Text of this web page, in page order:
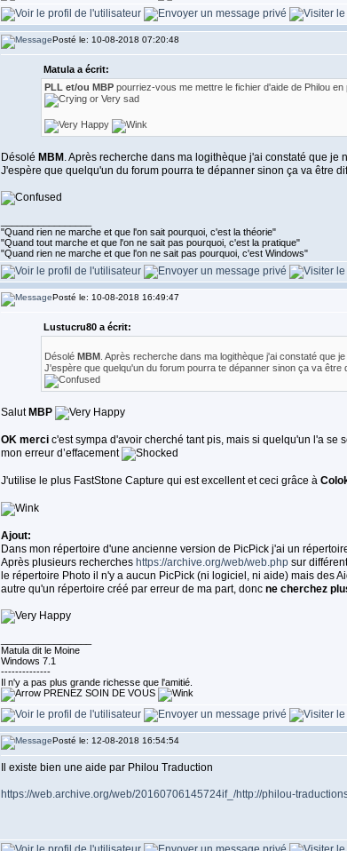
Posté le: 10-08-2018 07:20:48
Matula a écrit:
PLL et/ou MBPpourriez-vous me mettre le fichier d'aide de Philou
Désolé MBM . Après recherche dans ma logithèque j'ai constaté que je
J'espère que quelqu'un du forum pourra te dépanner sinon ça va être
"Quand rien ne marche et que l'on sait pourquoi, c'est la théorie"
"Quand tout marche et que l'on ne sait pas pourquoi, c'est la pratique"
"Quand rien ne marche et que l'on ne sait pas pourquoi, c'est Windows"
Posté le: 10-08-2018 16:49:47
Lustucru80 a écrit:
Désolé MBM. Après recherche dans ma logithèque j'ai constaté que
J'espère que quelqu'un du forum pourra te dépanner sinon ça va être
Salut MBP
OK mercic'est sympa d'avoir cherché tant pis, mais si quelqu'un l'a se
mon erreur d’effacement
J'utilise le plus FastStone Capture qui est excellent et ceci grâce à
Ajout:
Dans mon répertoire d'une ancienne version de PicPick j'ai un
Après plusieurs recherches https://archive.org/web/web.phpsur
le répertoire Photo il n'y a aucun PicPick (ni logiciel, ni aide) mais des
autre qu'un répertoire créé par erreur de ma part, donc ne cherchez
Matula dit le Moine
Windows 7.1
--------------
Il n'y a pas plus grande richesse que l'amitié.
PRENEZ SOIN DE VOUS
Posté le: 12-08-2018 16:54:54
Il existe bien une aide par Philou Traduction
https://web.archive.org/web/20160706145724if_/http://philou-